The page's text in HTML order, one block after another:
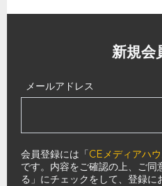
新規会
メールアドレス
会員登録には「CEメディアハ
です。内容をご確認の上、ご同
る」にチェックをして、登録に